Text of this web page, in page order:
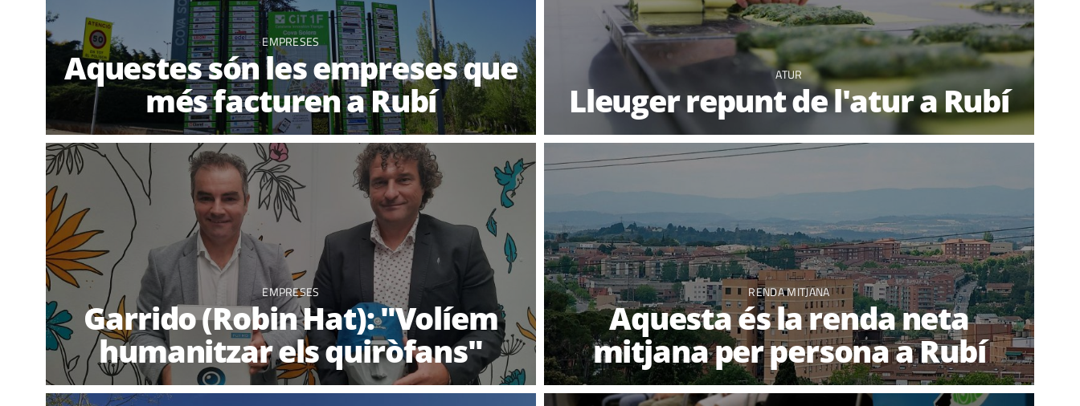
EMPRESES
Aquestes són les empreses que
més facturen a Rubí
ATUR
Lleuger repunt de l'atur a Rubí
EMPRESES
Garrido (Robin Hat): "Volíem
humanitzar els quiròfans"
RENDA MITJANA
Aquesta és la renda neta
mitjana per persona a Rubí